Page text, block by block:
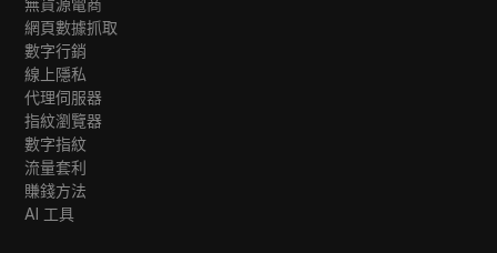
無貨源電商
網頁數據抓取
數字行銷
線上隱私
代理伺服器
指紋瀏覽器
數字指紋
流量套利
賺錢方法
AI 工具